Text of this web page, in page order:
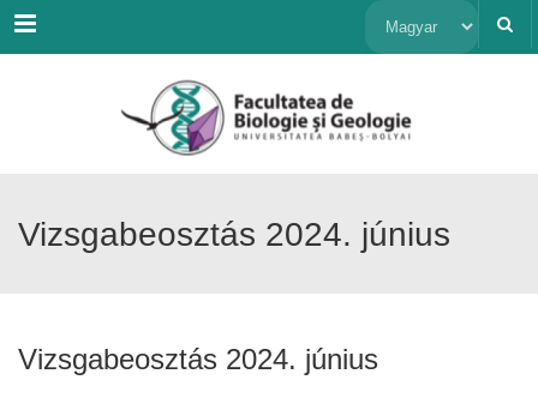
Menu Nyelv
Vizsgabeosztás 2024. június
Vizsgabeosztás 2024. június